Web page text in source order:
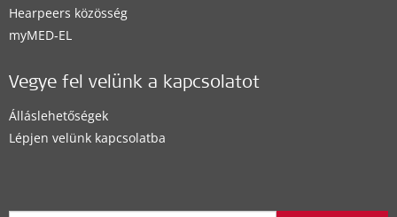
Hearpeers közösség
myMED‑EL
Vegye fel velünk a kapcsolatot
Álláslehetőségek
Lépjen velünk kapcsolatba